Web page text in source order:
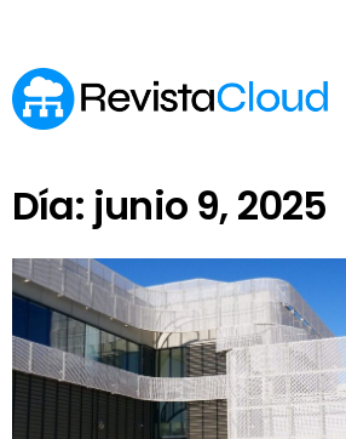
Día: junio 9, 2025